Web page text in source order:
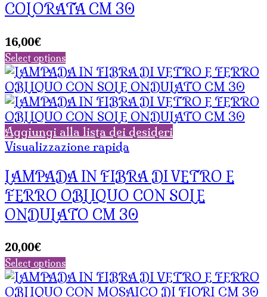
COLORATA CM 30
16,00€
Select options
Aggiungi alla lista dei desideri
Visualizzazione rapida
LAMPADA IN FIBRA DI VETRO E
FERRO OBLIQUO CON SOLE
ONDULATO CM 30
20,00€
Select options